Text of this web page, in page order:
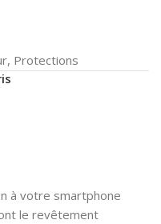
, Protections
à votre smartphone
le revêtement